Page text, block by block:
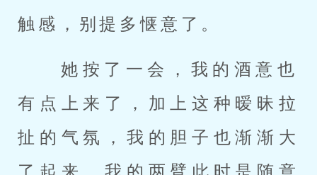
触感，别提多惬意了。
有点上来了，加上这种暧昧拉
扯的气氛，我的胆子也渐渐大